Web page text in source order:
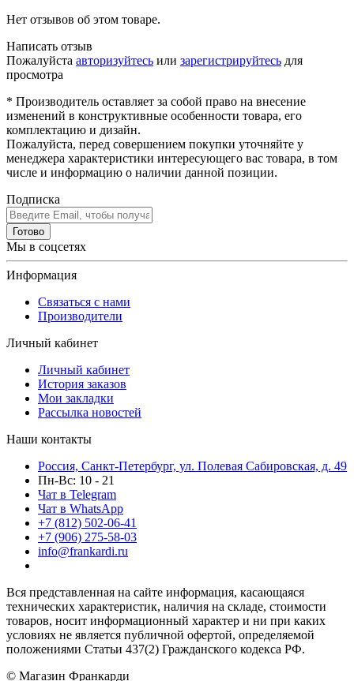
Нет отзывов об этом товаре.
Написать отзыв
Пожалуйста авторизуйтесь или зарегистрируйтесь для
просмотра
* Производитель оставляет за собой право на внесение
изменений в конструктивные особенности товара, его
комплектацию и дизайн.
Пожалуйста, перед совершением покупки уточняйте у
менеджера характеристики интересующего вас товара, в том
числе и информацию о наличии данной позиции.
Подписка
Готово
Мы в соцсетях
Информация
Связаться с нами
Производители
Личный кабинет
Личный кабинет
История заказов
Мои закладки
Рассылка новостей
Наши контакты
Россия, Санкт-Петербург, ул. Полевая Сабировская, д. 49
Пн-Вс: 10 - 21
Чат в Telegram
Чат в WhatsApp
+7 (812) 502-06-41
+7 (906) 275-58-03
info@frankardi.ru
Вся представленная на сайте информация, касающаяся
технических характеристик, наличия на складе, стоимости
товаров, носит информационный характер и ни при каких
условиях не является публичной офертой, определяемой
положениями Статьи 437(2) Гражданского кодекса РФ.
© Магазин Франкарди